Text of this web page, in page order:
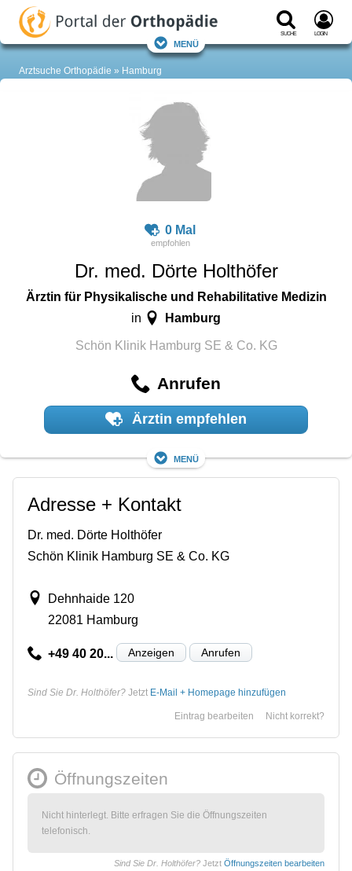
Suche Login
Menü
Arztsuche Orthopädie Hamburg
0 Mal
Dr. med. Dörte Holthöfer
Ärztin für Physikalische und Rehabilitative Medizin
in Hamburg
Schön Klinik Hamburg SE & Co. KG
Anrufen
Ärztin empfehlen
Menü
Adresse + Kontakt
Dr. med. Dörte Holthöfer
Schön Klinik Hamburg SE & Co. KG
Dehnhaide 120
22081 Hamburg
+49 40 20... Anzeigen Anrufen
Sind Sie Dr. Holthöfer? Jetzt E-Mail + Homepage hinzufügen
Nicht korrekt?
Eintrag bearbeiten
Öffnungszeiten
Nicht hinterlegt. Bitte erfragen Sie die Öffnungszeiten
telefonisch.
Sind Sie Dr. Holthöfer? Jetzt Öffnungszeiten bearbeiten